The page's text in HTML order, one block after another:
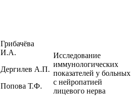
Грибачёва
И.А.
Дергилев А.П.
Попова Т.Ф.
Исследование
иммунологических
показателей у больных
с нейропатией
лицевого нерва